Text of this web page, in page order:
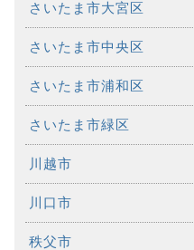
さいたま市大宮区
さいたま市中央区
さいたま市浦和区
さいたま市緑区
川越市
川口市
秩父市